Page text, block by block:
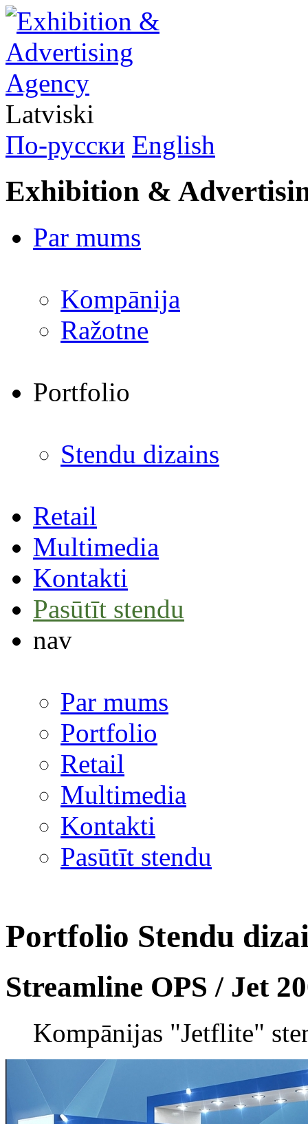
Latviski
По-русски English
Exhibition &
Par mums
Kompānija
Ražotne
Portfolio
Stendu dizains
Retail
Multimedia
Kontakti
Pasūtīt stendu
nav
Par mums
Portfolio
Retail
Multimedia
Kontakti
Pasūtīt stendu
Portfolio Stendu
Streamline OPS / Jet
Kompānijas "Jetflite"